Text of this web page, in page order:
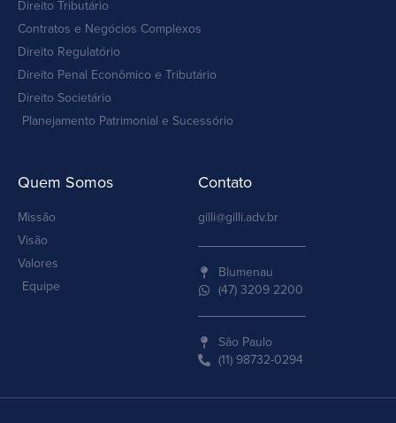
Direito Tributário
Contratos e Negócios Complexos
Direito Regulatório
Direito Penal Econômico e Tributário
Direito Societário
Planejamento Patrimonial e Sucessório
Quem Somos
Missão
Visão
Valores
Equipe
Contato
gilli@gilli.adv.br
Blumenau
(47) 3209 2200
São Paulo
(11) 98732-0294